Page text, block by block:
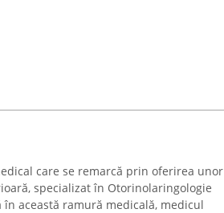
care se remarcă prin oferirea unor
specializat în Otorinolaringologie
în această ramură medicală, medicul